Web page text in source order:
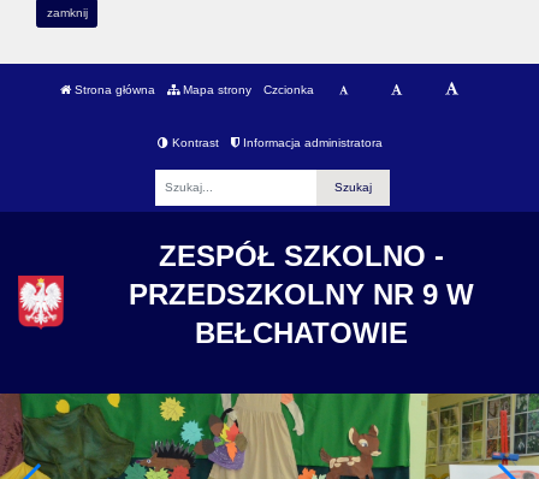
zamknij
Strona główna Mapa strony Czcionka
Kontrast Informacja administratora
ZESPÓŁ SZKOLNO -
PRZEDSZKOLNY NR 9 W
BEŁCHATOWIE